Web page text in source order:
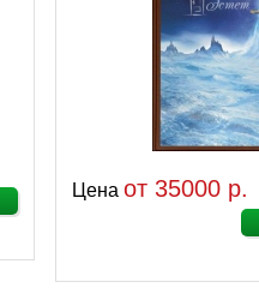
Ценаот 35000 р.